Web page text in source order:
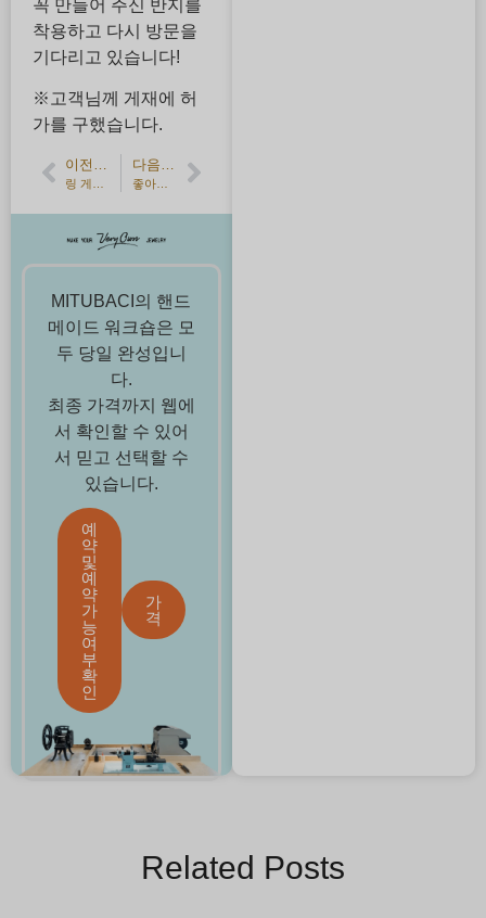
꼭 만들어 주신 반지를
착용하고 다시 방문을
기다리고 있습니다!
※고객님께 게재에 허
가를 구했습니다.
MITUBACI의 핸드
메이드 워크숍은 모
두 당일 완성입니
다.
최종 가격까지 웹에
서 확인할 수 있어
서 믿고 선택할 수
있습니다.
예
약
및
예
약
가
능
여
부
확
인
가
격
Related Posts